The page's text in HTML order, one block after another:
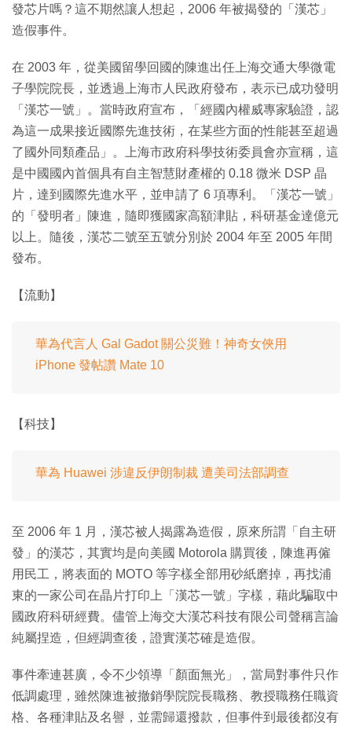
發芯片嗎？這不期然讓人想起，2006 年被揭發的「漢芯」
造假事件。
在 2003 年，從美國留學回國的陳進出任上海交通大學微電
子學院院長，並透過上海市人民政府發布，表示已成功發明
「漢芯一號」。當時政府宣布，「經國內權威專家驗證，認
為這一成果接近國際先進技術，在某些方面的性能甚至超過
了國外同類產品」。上海市政府科學技術委員會亦宣稱，這
是中國國內首個具有自主智慧財產權的 0.18 微米 DSP 晶
片，達到國際先進水平，並申請了 6 項專利。「漢芯一號」
的「發明者」陳進，隨即獲國家高額津貼，科研基金達億元
以上。隨後，漢芯二號至五號分別於 2004 年至 2005 年間
發布。
【流動】
華為代言人 Gal Gadot 關公災難！神奇女俠用
iPhone 發帖讚 Mate 10
【科技】
華為 Huawei 涉違反伊朗制裁 遭美司法部調查
至 2006 年 1 月，漢芯被人揭露為造假，原來所謂「自主研
發」的漢芯，其實均是向美國 Motorola 購買後，陳進再僱
用民工，將表面的 MOTO 等字樣全部用砂紙磨掉，再找浦
東的一家公司在晶片打印上「漢芯一號」字樣，藉此騙取中
國政府科研經費。儘管上海交大漢芯科技有限公司聲稱言論
純屬捏造，但經調查後，證實漢芯確是造假。
事件牽連甚廣，令不少領導「顏面無光」，當局對事件只作
低調處理，雖然陳進被撤銷學院院長職務、教授職務任職資
格、各種津貼及名譽，並需歸還撥款，但事件到最後都沒有